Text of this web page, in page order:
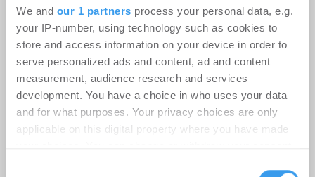
We and our 1 partners process your personal data, e.g.
your IP-number, using technology such as cookies to
store and access information on your device in order to
serve personalized ads and content, ad and content
measurement, audience research and services
development. You have a choice in who uses your data
and for what purposes. Your privacy choices are only
applicable on this digital property where you have made
kostenlosen Account, um auf die neusten ...